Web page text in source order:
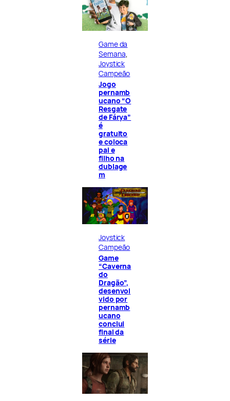
Game da
Semana
Joystick
Campeão
Jogo
pernamb
ucano “O
Resgate
de Fárya”
é
gratuito
e coloca
pai e
filho na
dublage
m
Joystick
Campeão
Game
“Caverna
do
Dragão”,
desenvol
vido por
pernamb
ucano
conclui
final da
série